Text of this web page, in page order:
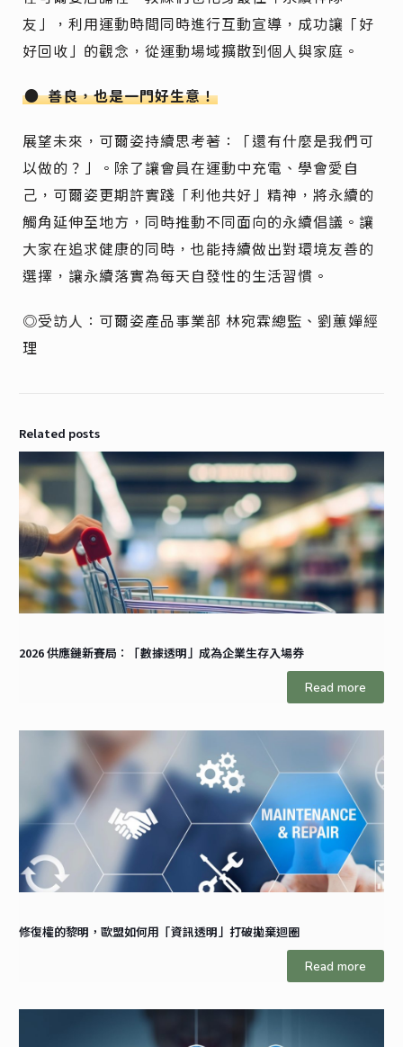
友」，利用運動時間同時進行互動宣導，成功讓「好
好回收」的觀念，從運動場域擴散到個人與家庭。
● 善良，也是一門好生意！
展望未來，可爾姿持續思考著：「還有什麼是我們可
以做的？」。除了讓會員在運動中充電、學會愛自
己，可爾姿更期許實踐「利他共好」精神，將永續的
觸角延伸至地方，同時推動不同面向的永續倡議。讓
大家在追求健康的同時，也能持續做出對環境友善的
選擇，讓永續落實為每天自發性的生活習慣。
◎受訪人：可爾姿產品事業部 林宛霖總監、劉蕙嬋經
理
Related posts
2026 供應鏈新賽局：「數據透明」成為企業生存入場券
Read more
修復權的黎明，歐盟如何用「資訊透明」打破拋棄迴圈
Read more